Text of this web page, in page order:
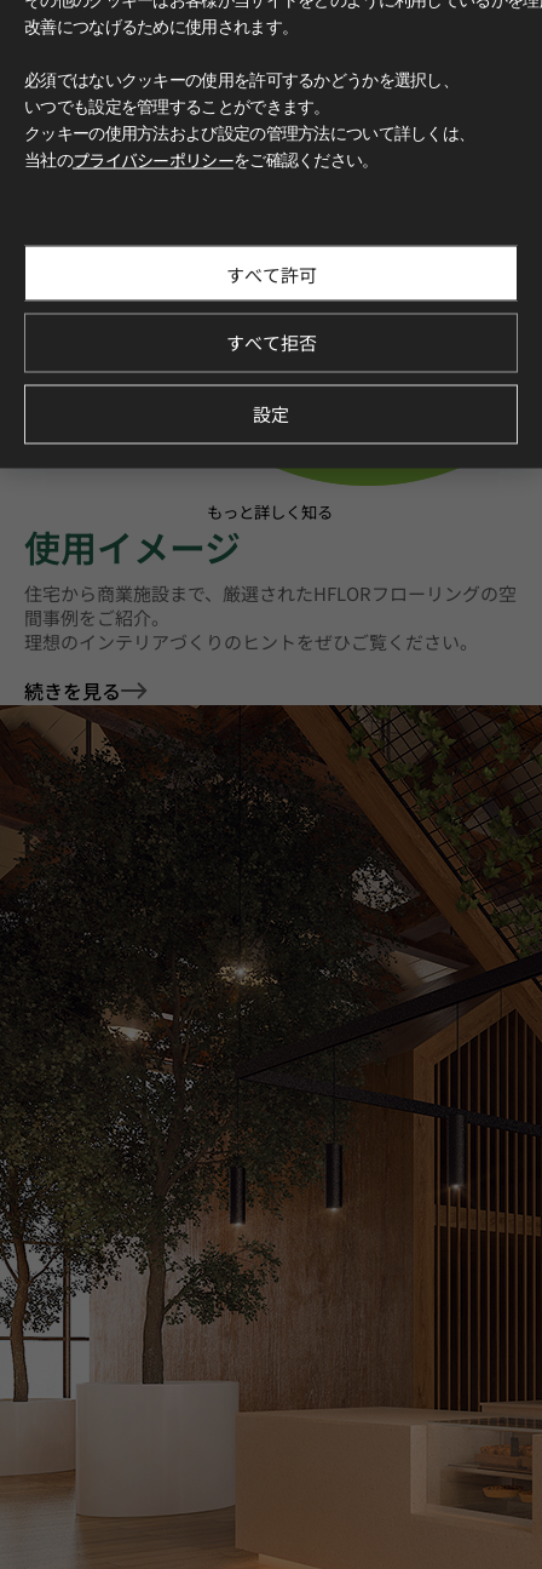
もっと詳しく知る
使用イメージ
住宅から商業施設まで、厳選されたHFLORフローリングの空
間事例をご紹介。
理想のインテリアづくりのヒントをぜひご覧ください。
続きを見る
改善につなげるために使用されます。
必須ではないクッキーの使用を許可するかどうかを選択し、
いつでも設定を管理することができます。
クッキーの使用方法および設定の管理方法について詳しくは、
当社のプライバシーポリシーをご確認ください。
すべて許可
すべて拒否
設定